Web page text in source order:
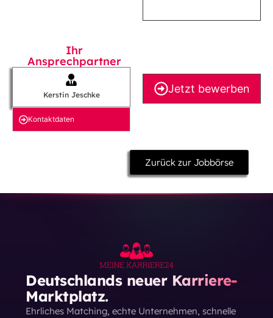
Ihr
Ansprechpartner
Kerstin Jeschke
Kontakt­daten
Jetzt bewerben
Zurück zur Jobbörse
Deutschlands neuer Karriere-
Marktplatz.
Ehrliches Matching, echte Unternehmen, schnelle